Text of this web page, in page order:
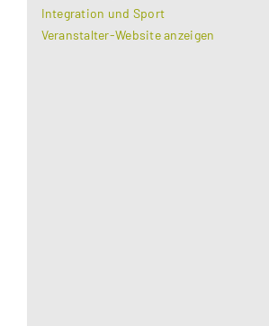
Integration und Sport
Veranstalter-Website anzeigen